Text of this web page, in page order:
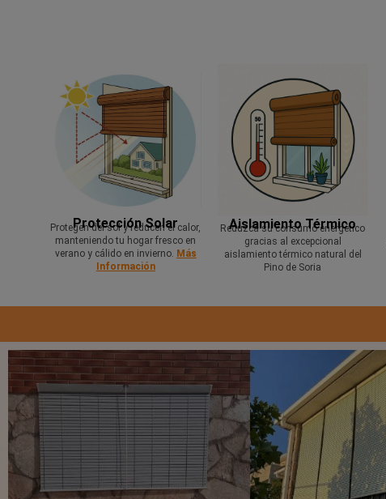
Protección Solar
Protegen del sol y reducen el calor,
manteniendo tu hogar fresco en
verano y cálido en invierno. Más
Información
Aislamiento Térmico
Reduzca su consumo energético
gracias al excepcional
aislamiento térmico natural del
Pino de Soria